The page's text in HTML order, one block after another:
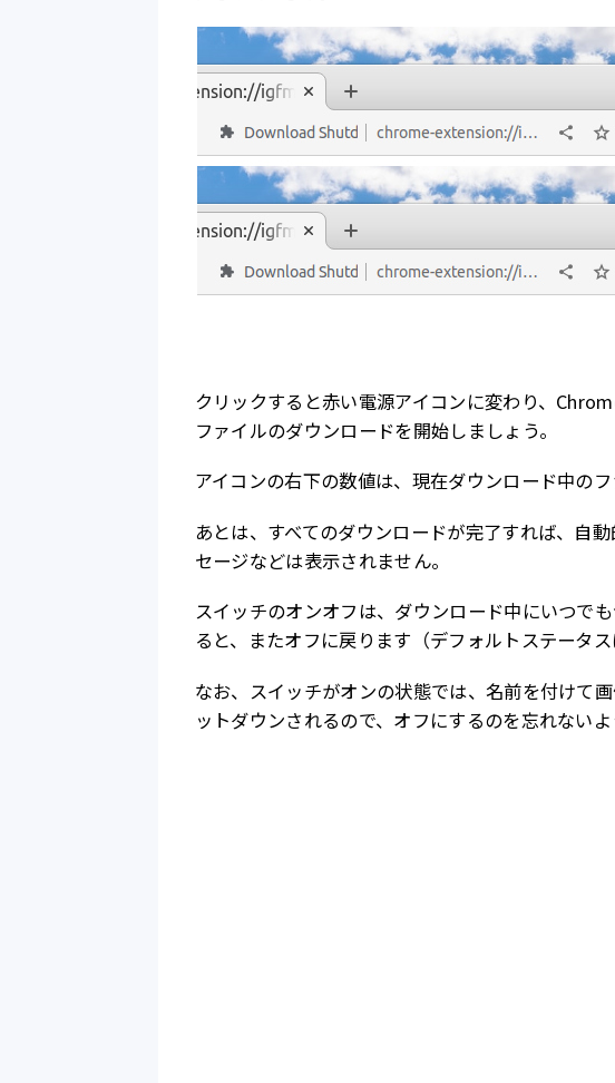
クリックすると赤い電源アイコンに変わり、
ファイルのダウンロードを開始しましょう。
アイコンの右下の数値は、現在ダウンロード中のフ
あとは、すべてのダウンロードが完了すれば、自
セージなどは表示されません。
スイッチのオンオフは、ダウンロード中にいつで
ると、またオフに戻ります（デフォルトステータ
なお、スイッチがオンの状態では、名前を付けて
ットダウンされるので、オフにするのを忘れないよ